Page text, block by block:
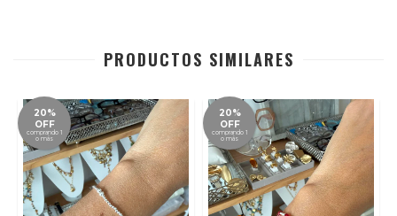
PRODUCTOS SIMILARES
20%
OFF
comprando 1
o más
20%
OFF
comprando 1
o más